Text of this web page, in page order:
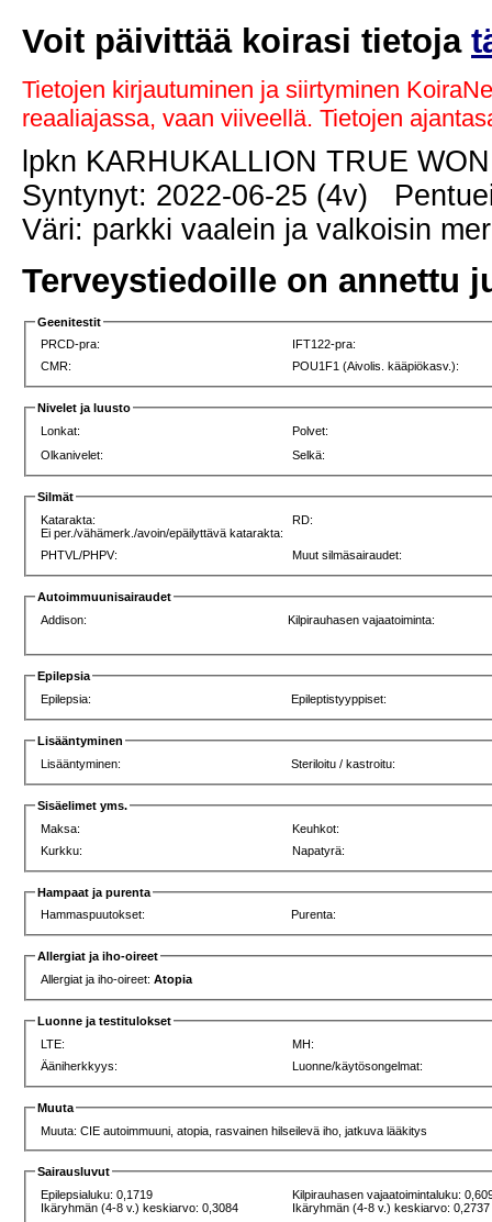
Voit päivittää koirasi tietoja
Tietojen kirjautuminen ja siirtyminen
reaaliajassa, vaan viiveellä. Tietojen
lpkn KARHUKALLION TRUE
Syntynyt: 2022-06-25 (4v)
Väri: parkki vaalein ja valkoisin
Terveystiedoille on annettu
Geenitestit
PRCD-pra:
IFT122-pra:
CMR:
POU1F1 (Aivolis. kääpiökasv.):
Nivelet ja luusto
Lonkat:
Polvet:
Olkanivelet:
Selkä:
Silmät
Katarakta:
Ei per./vähämerk./avoin/epäilyttävä katarakta:
RD:
PHTVL/PHPV: Muut silmäsairaudet:
Autoimmuunisairaudet
Addison:
Kilpirauhasen vajaatoiminta:
Epilepsia
Epilepsia:
Epileptistyyppiset:
Lisääntyminen
Lisääntyminen:
Steriloitu / kastroitu:
Sisäelimet yms.
Maksa:
Keuhkot:
Kurkku:
Napatyrä:
Hampaat ja purenta
Hammaspuutokset:
Purenta:
Allergiat ja iho-oireet
Allergiat ja iho-oireet:Atopia
Luonne ja testitulokset
LTE:
MH:
Ääniherkkyys:
Luonne/käytösongelmat:
Muuta
Muuta: CIE autoimmuuni, atopia, rasvainen hilseilevä iho, jatkuva lääkitys
Sairausluvut
Epilepsialuku: 0,1719
Ikäryhmän (4-8 v.) keskiarvo: 0,3084
Kilpirauhasen vajaatoimintaluku:
Ikäryhmän (4-8 v.) keskiarvo: 0,2737